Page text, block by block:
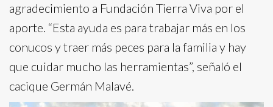
agradecimiento a Fundación Tierra Viva por el
aporte. “Esta ayuda es para trabajar más en los
conucos y traer más peces para la familia y hay
que cuidar mucho las herramientas”, señaló el
cacique Germán Malavé.